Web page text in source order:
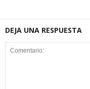
DEJA UNA RESPUESTA